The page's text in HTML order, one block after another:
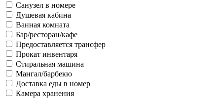
Санузел в номере
Душевая кабина
Ванная комната
Бар/ресторан/кафе
Предоставляется трансфер
Прокат инвентаря
Стиральная машина
Мангал/барбекю
Доставка еды в номер
Камера хранения